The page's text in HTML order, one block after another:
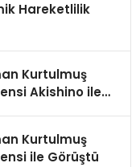
Hareketlilik
Kurtulmuş
Akishino ile
Kurtulmuş
ile Görüştü